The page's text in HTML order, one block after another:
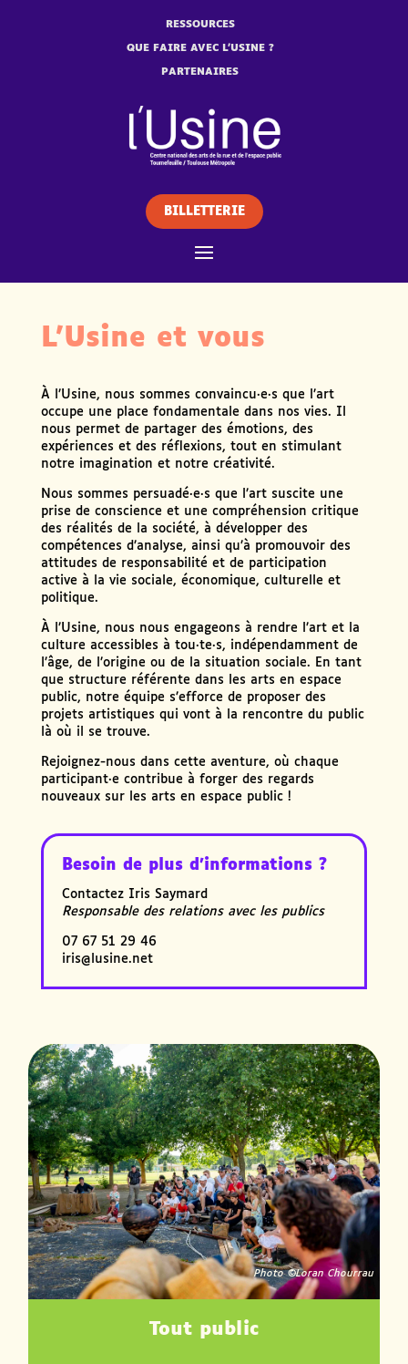
RESSOURCES
QUE FAIRE AVEC L’USINE ?
PARTENAIRES
BILLETTERIE
L’Usine et vous
À l’Usine, nous sommes convaincu·e·s que l’art
occupe une place fondamentale dans nos vies. Il
nous permet de partager des émotions, des
expériences et des réflexions, tout en stimulant
notre imagination et notre créativité.
Nous sommes persuadé·e·s que l’art suscite une
prise de conscience et une compréhension critique
des réalités de la société, à développer des
compétences d’analyse, ainsi qu’à promouvoir des
attitudes de responsabilité et de participation
active à la vie sociale, économique, culturelle et
politique.
À l’Usine, nous nous engageons à rendre l’art et la
culture accessibles à tou·te·s, indépendamment de
l’âge, de l’origine ou de la situation sociale. En tant
que structure référente dans les arts en espace
public, notre équipe s’efforce de proposer des
projets artistiques qui vont à la rencontre du public
là où il se trouve.
Rejoignez-nous dans cette aventure, où chaque
participant·e contribue à forger des regards
nouveaux sur les arts en espace public !
Besoin de plus d’informations ?
Contactez Iris Saymard
Responsable des relations avec les publics
07 67 51 29 46
iris@lusine.net
Tout public
Photo ©Loran Chourrau